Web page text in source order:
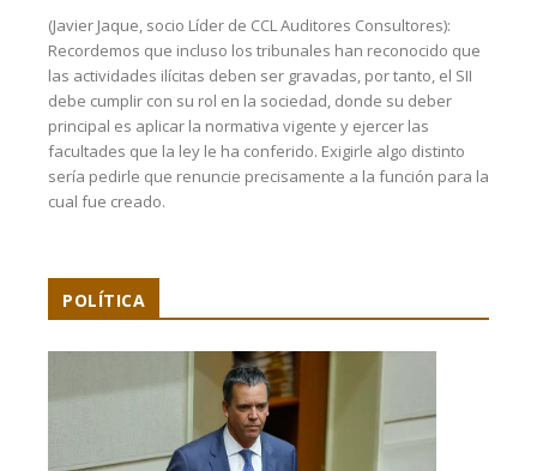
(Javier Jaque, socio Líder de CCL Auditores Consultores):
Recordemos que incluso los tribunales han reconocido que
las actividades ilícitas deben ser gravadas, por tanto, el SII
debe cumplir con su rol en la sociedad, donde su deber
principal es aplicar la normativa vigente y ejercer las
facultades que la ley le ha conferido. Exigirle algo distinto
sería pedirle que renuncie precisamente a la función para la
cual fue creado.
POLÍTICA